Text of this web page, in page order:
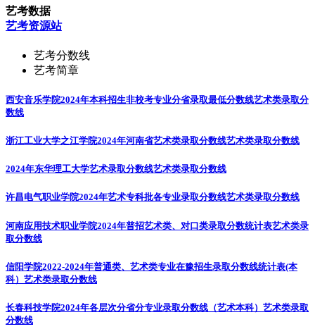
艺考数据
艺考资源站
艺考分数线
艺考简章
西安音乐学院2024年本科招生非校考专业分省录取最低分数线艺术类录取分
数线
浙江工业大学之江学院2024年河南省艺术类录取分数线艺术类录取分数线
2024年东华理工大学艺术录取分数线艺术类录取分数线
许昌电气职业学院2024年艺术专科批各专业录取分数线艺术类录取分数线
河南应用技术职业学院2024年普招艺术类、对口类录取分数统计表艺术类录
取分数线
信阳学院2022-2024年普通类、艺术类专业在豫招生录取分数线统计表(本
科） 艺术类录取分数线
长春科技学院2024年各层次分省分专业录取分数线（艺术本科） 艺术类录取
分数线